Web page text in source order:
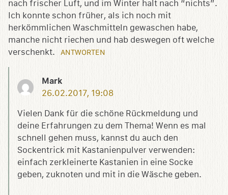
nach frischer Luft, und im Winter halt nach “nichts”.
Ich konnte schon früher, als ich noch mit
herkömmlichen Waschmitteln gewaschen habe,
manche nicht riechen und hab deswegen oft welche
verschenkt.
ANTWORTEN
Mark
26.02.2017, 19:08
Vielen Dank für die schöne Rückmeldung und
deine Erfahrungen zu dem Thema! Wenn es mal
schnell gehen muss, kannst du auch den
Sockentrick mit Kastanienpulver verwenden:
einfach zerkleinerte Kastanien in eine Socke
geben, zuknoten und mit in die Wäsche geben.